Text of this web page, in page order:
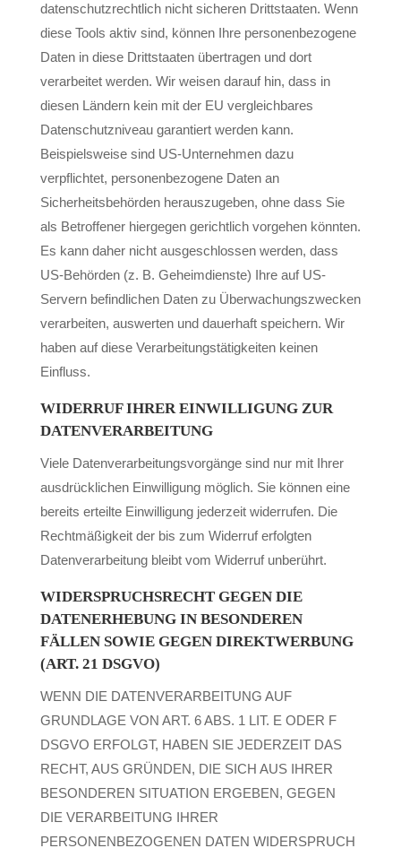
datenschutzrechtlich nicht sicheren Drittstaaten. Wenn
diese Tools aktiv sind, können Ihre personenbezogene
Daten in diese Drittstaaten übertragen und dort
verarbeitet werden. Wir weisen darauf hin, dass in
diesen Ländern kein mit der EU vergleichbares
Datenschutzniveau garantiert werden kann.
Beispielsweise sind US-Unternehmen dazu
verpflichtet, personenbezogene Daten an
Sicherheitsbehörden herauszugeben, ohne dass Sie
als Betroffener hiergegen gerichtlich vorgehen könnten.
Es kann daher nicht ausgeschlossen werden, dass
US-Behörden (z. B. Geheimdienste) Ihre auf US-
Servern befindlichen Daten zu Überwachungszwecken
verarbeiten, auswerten und dauerhaft speichern. Wir
haben auf diese Verarbeitungstätigkeiten keinen
Einfluss.
WIDERRUF IHRER EINWILLIGUNG ZUR
DATENVERARBEITUNG
Viele Datenverarbeitungsvorgänge sind nur mit Ihrer
ausdrücklichen Einwilligung möglich. Sie können eine
bereits erteilte Einwilligung jederzeit widerrufen. Die
Rechtmäßigkeit der bis zum Widerruf erfolgten
Datenverarbeitung bleibt vom Widerruf unberührt.
WIDERSPRUCHSRECHT GEGEN DIE
DATENERHEBUNG IN BESONDEREN
FÄLLEN SOWIE GEGEN DIREKTWERBUNG
(ART. 21 DSGVO)
WENN DIE DATENVERARBEITUNG AUF
GRUNDLAGE VON ART. 6 ABS. 1 LIT. E ODER F
DSGVO ERFOLGT, HABEN SIE JEDERZEIT DAS
RECHT, AUS GRÜNDEN, DIE SICH AUS IHRER
BESONDEREN SITUATION ERGEBEN, GEGEN
DIE VERARBEITUNG IHRER
PERSONENBEZOGENEN DATEN WIDERSPRUCH